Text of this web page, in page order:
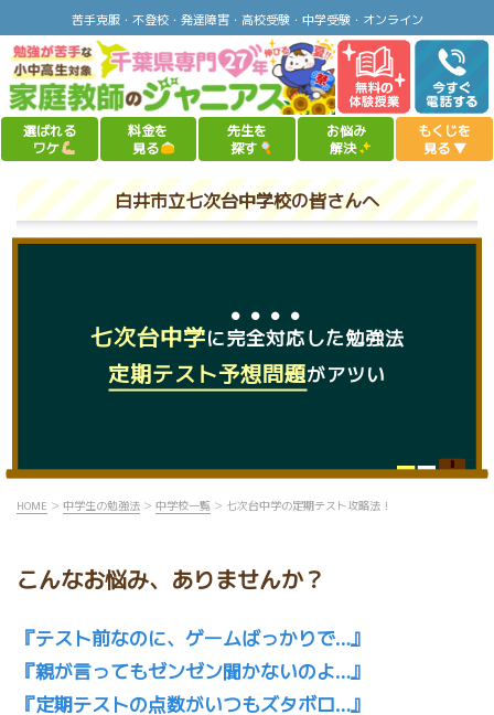
苦手克服・不登校・発達障害・高校受験・中学受験・オンライン
選ばれる
ワケ
料金を
見る
先生を
探す
お悩み
解決
もくじを
見る ▼
白井市立七次台中学校の皆さんへ
七次台中学に完全対応した勉強法
定期テスト予想問題がアツい
HOME ＞ 中学生の勉強法 ＞ 中学校一覧 ＞ 七次台中学の定期テスト攻略法！
こんなお悩み、ありませんか？
『テスト前なのに、ゲームばっかりで…』
『親が言ってもゼンゼン聞かないのよ…』
『定期テストの点数がいつもズタボロ…』